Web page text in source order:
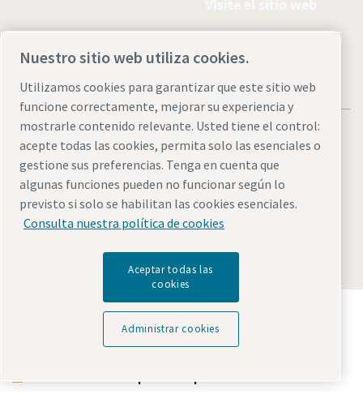
Avisos legales y de privacidadAdministrar cookies
AccesibilidadMapa del sitio
© 2026 Atlas Copco
Descubre cómo Atlas Copco Group impulsa la
tecnología que transforma el futuro.
Visita la web de Atlas Copco Group
Nuestro sitio web utiliza cookies.
Utilizamos cookies para garantizar que este sitio web
funcione correctamente, mejorar su experiencia y
mostrarle contenido relevante. Usted tiene el control:
acepte todas las cookies, permita solo las esenciales o
gestione sus preferencias. Tenga en cuenta que
algunas funciones pueden no funcionar según lo
previsto si solo se habilitan las cookies esenciales.
Consulta nuestra política de cookies
Aceptar todas las
cookies
Administrar cookies